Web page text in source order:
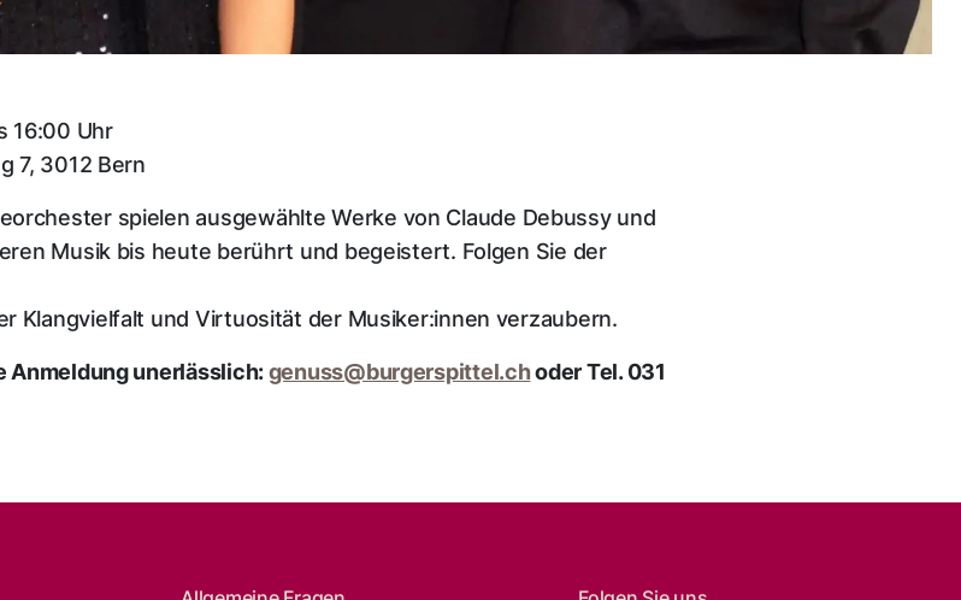
16:00 Uhr
7, 3012 Bern
spielen ausgewählte Werke von Claude Debussy und
Musik bis heute berührt und begeistert. Folgen Sie der
Klangvielfalt und Virtuosität der Musiker:innen verzaubern.
Anmeldung unerlässlich:genuss@burgerspittel.choder Tel. 031